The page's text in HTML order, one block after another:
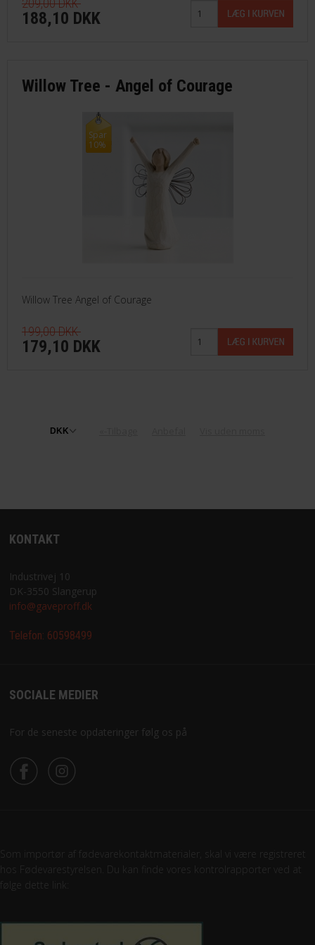
209,00 DKK
188,10 DKK
Willow Tree - Angel of Courage
Spar
10%
Willow Tree Angel of Courage
199,00 DKK
179,10 DKK
KONTAKT
Industrivej 10
DK-3550 Slangerup
info@gaveproff.dk
Telefon: 60598499
SOCIALE MEDIER
For de seneste opdateringer følg os på
Som importør af fødevarekontaktmaterialer, skal vi være registreret
hos Fødevarestyrelsen. Du kan finde vores kontrolrapporter ved at
følge dette link: